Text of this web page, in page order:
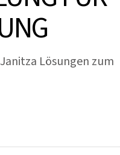
Lösungen zum